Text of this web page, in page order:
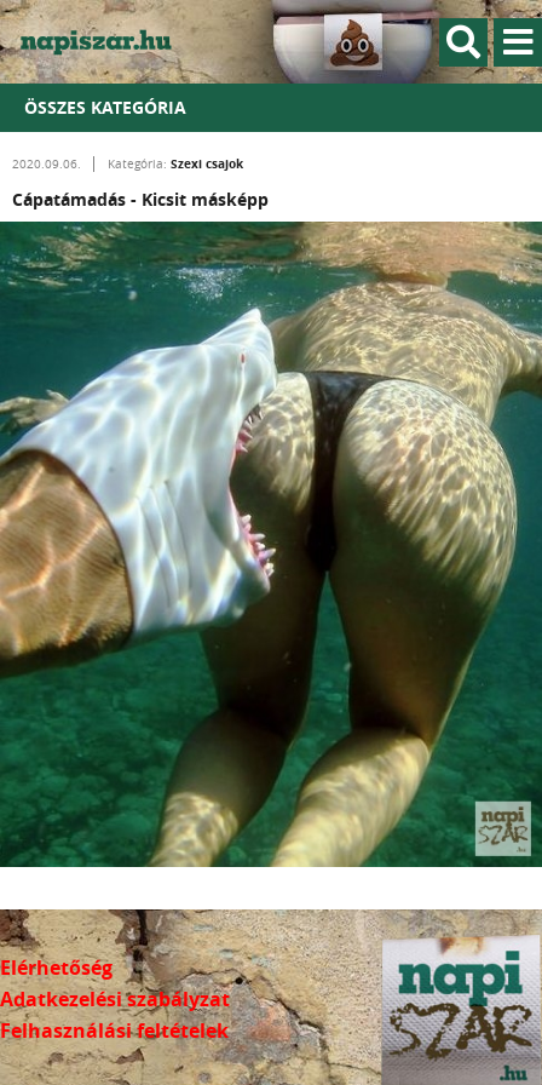
ÖSSZES KATEGÓRIA
2020.09.06. Kategória: Szexi csajok
Cápatámadás - Kicsit másképp
Elérhetőség
Adatkezelési szabályzat
Felhasználási feltételek